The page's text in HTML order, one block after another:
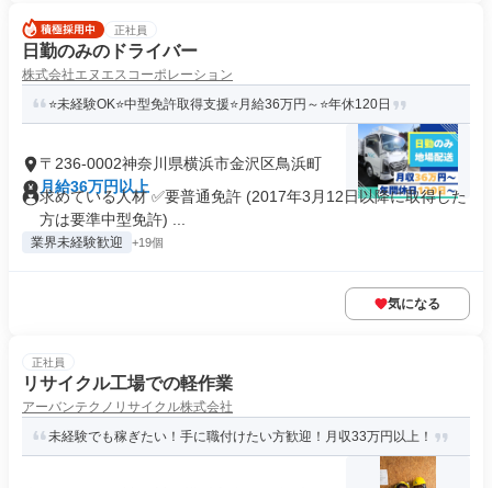
正社員
日勤のみのドライバー
株式会社エヌエスコーポレーション
⭐未経験OK⭐中型免許取得支援⭐月給36万円～⭐年休120日
〒236-0002神奈川県横浜市金沢区鳥浜町
月給36万円以上
求めている人材 ✅要普通免許 (2017年3月12日以降に取得した
方は要準中型免許) ...
業界未経験歓迎 +19個
気になる
正社員
リサイクル工場での軽作業
アーバンテクノリサイクル株式会社
未経験でも稼ぎたい！手に職付けたい方歓迎！月収33万円以上！